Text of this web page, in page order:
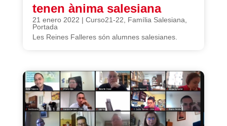
tenen ànima salesiana
21 enero 2022 | Curso21-22 Família Salesiana
Portada
Les Reines Falleres són alumnes salesianes.